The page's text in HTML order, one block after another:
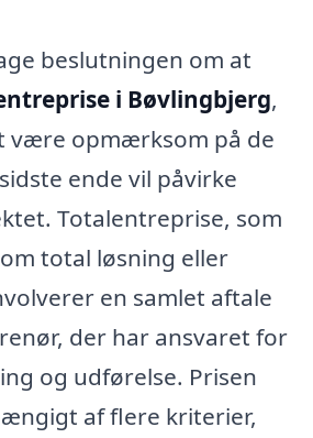
beslutningen om at
i Bøvlingbjerg,
være opmærksom på de
ende vil påvirke
Totalentreprise, som
total løsning eller
en samlet aftale
der har ansvaret for
og udførelse. Prisen
af flere kriterier,